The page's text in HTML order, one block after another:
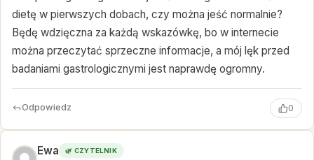
dietę w pierwszych dobach, czy można jeść normalnie?
Będę wdzięczna za każdą wskazówkę, bo w internecie
można przeczytać sprzeczne informacje, a mój lęk przed
badaniami gastrologicznymi jest naprawdę ogromny.
Odpowiedz 0
Ewa 🌿 CZYTELNIK